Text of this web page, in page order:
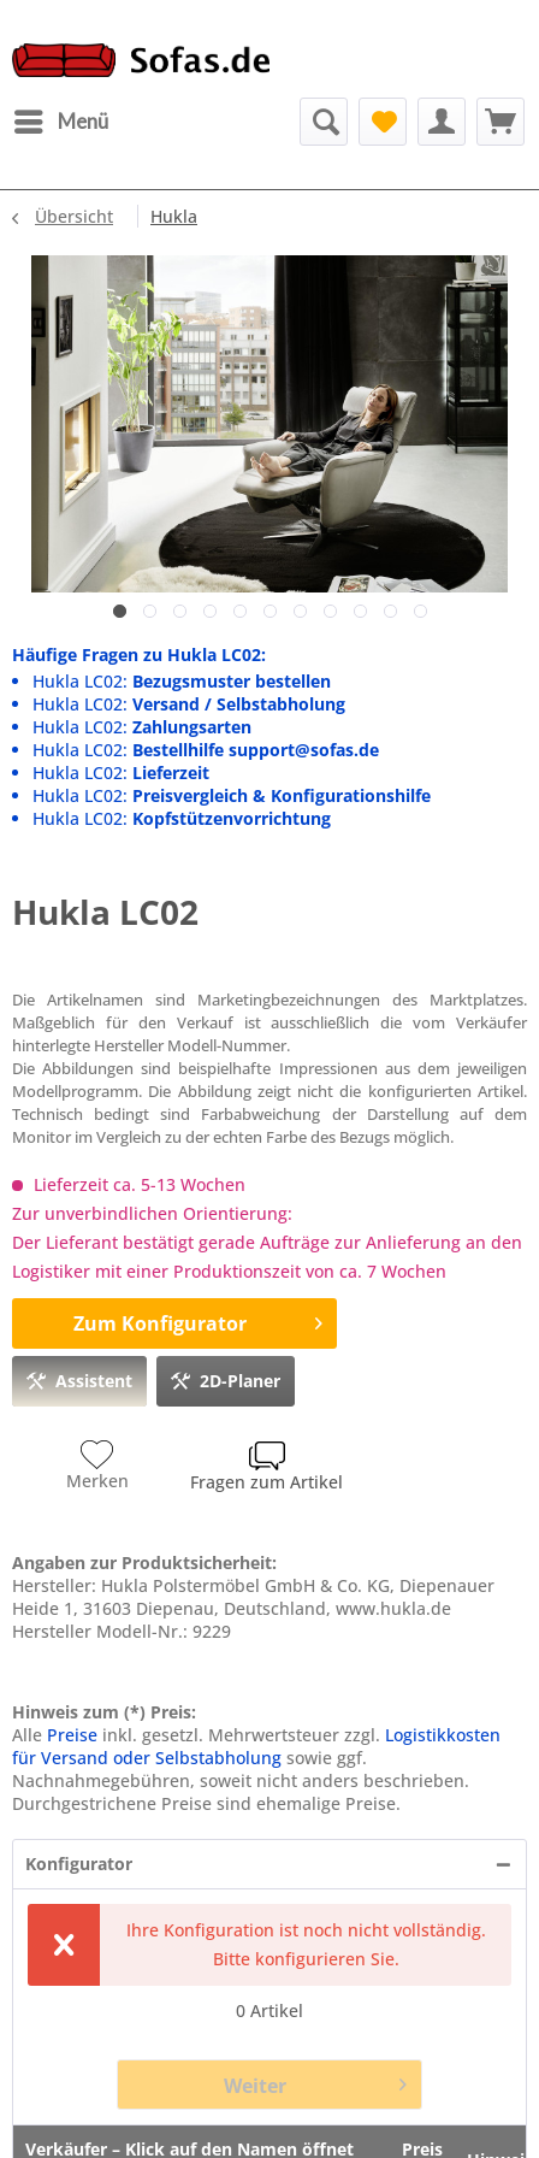
Menü
Übersicht Hukla
Häufige Fragen zu Hukla LC02:
Hukla LC02: Bezugsmuster bestellen
Hukla LC02: Versand / Selbstabholung
Hukla LC02: Zahlungsarten
Hukla LC02: Bestellhilfe support@sofas.de
Hukla LC02: Lieferzeit
Hukla LC02: Preisvergleich & Konfigurationshilfe
Hukla LC02: Kopfstützenvorrichtung
Hukla LC02
Die Artikelnamen sind Marketingbezeichnungen des Marktplatzes.
Maßgeblich für den Verkauf ist ausschließlich die vom Verkäufer
hinterlegte Hersteller Modell-Nummer.
Die Abbildungen sind beispielhafte Impressionen aus dem jeweiligen
Modellprogramm. Die Abbildung zeigt nicht die konfigurierten Artikel.
Technisch bedingt sind Farbabweichung der Darstellung auf dem
Monitor im Vergleich zu der echten Farbe des Bezugs möglich.
Lieferzeit ca. 5-13 Wochen
Zur unverbindlichen Orientierung:
Der Lieferant bestätigt gerade Aufträge zur Anlieferung an den
Logistiker mit einer Produktionszeit von ca. 7 Wochen
Zum Konfigurator
Assistent 2D-Planer
Merken Fragen zum Artikel
Angaben zur Produktsicherheit:
Hersteller: Hukla Polstermöbel GmbH & Co. KG, Diepenauer
Heide 1, 31603 Diepenau, Deutschland, www.hukla.de
Hersteller Modell-Nr.: 9229
Hinweis zum (*) Preis:
Alle Preise inkl. gesetzl. Mehrwertsteuer zzgl. Logistikkosten
für Versand oder Selbstabholung sowie ggf.
Nachnahmegebühren, soweit nicht anders beschrieben.
Durchgestrichene Preise sind ehemalige Preise.
Konfigurator
Ihre Konfiguration ist noch nicht vollständig.
Bitte konfigurieren Sie.
0 Artikel
Weiter
Verkäufer – Klick auf den Namen öffnet Preis